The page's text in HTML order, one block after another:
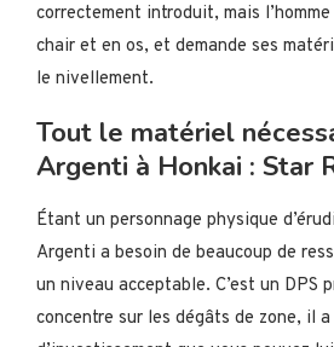
correctement introduit, mais
chair et en os, et demande ses
le nivellement.
Tout le matériel
Argenti à Honkai : Star
Étant un personnage physique
Argenti a besoin de beaucoup de
un niveau acceptable. C’est un DPS
concentre sur les dégâts de zone, il